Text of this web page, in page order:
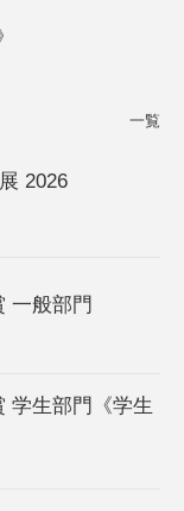
一覧
2026
一般部門
学生部門《学生